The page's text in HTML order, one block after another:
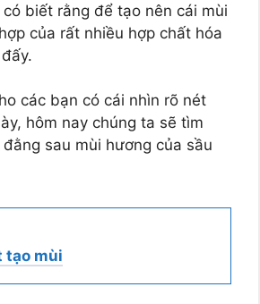
biết rằng để tạo nên cái mùi
của rất nhiều hợp chất hóa
các bạn có cái nhìn rõ nét
hôm nay chúng ta sẽ tìm
sau mùi hương của sầu
tạo mùi